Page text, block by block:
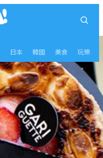
日本 韓國 美食 玩樂